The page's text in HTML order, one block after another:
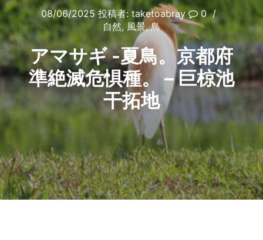
08/06/2025 投稿者: taketoabray
0
自然, 風景,鳥
アマサギ -夏鳥。京都府
準絶滅危惧種。 – 巨椋池
干拓地